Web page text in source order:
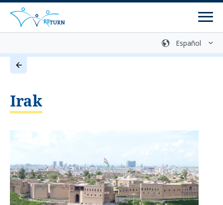
Biblioteca multimedia Contacto
Centros de asesoramiento
Programas
Programas de reintegración
Preparación del retorno
Irak